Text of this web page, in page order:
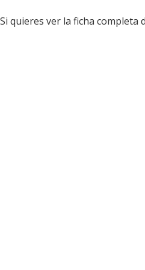
Si quieres ver la ficha completa